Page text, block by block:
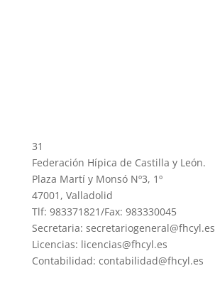
31
Federación Hípica de Castilla y León.
Plaza Martí y Monsó Nº3, 1º
47001, Valladolid
Tlf: 983371821/Fax: 983330045
Secretaria: secretariogeneral@fhcyl.es
Licencias: licencias@fhcyl.es
Contabilidad: contabilidad@fhcyl.es